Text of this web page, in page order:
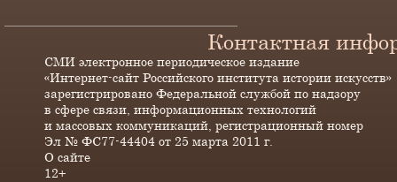
Контактная
СМИ электронное периодическое издание
«Интернет-сайт Российского института истории искусств»
зарегистрировано Федеральной службой по надзору
в сфере связи, информационных технологий
и массовых коммуникаций, регистрационный номер
Эл № ФС77-44404 от 25 марта 2011 г.
О сайте
12+